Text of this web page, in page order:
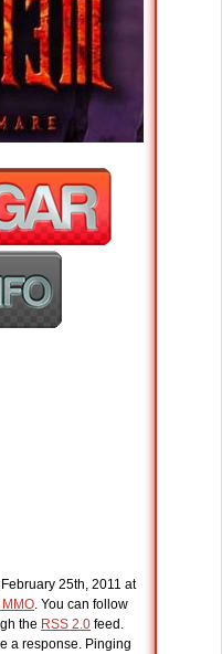
25th, 2011 at
. You can follow
the RSS 2.0 feed.
a response. Pinging